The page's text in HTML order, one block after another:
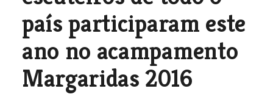
país participaram este
ano no acampamento
Margaridas 2016